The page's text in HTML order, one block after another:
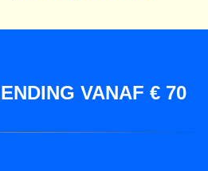
VANAF € 70